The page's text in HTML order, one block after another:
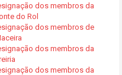
dos membros da
do Rol
dos membros de
dos membros da
dos membros da